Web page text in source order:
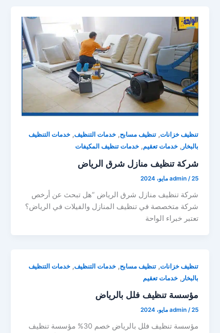
تنظيف خزانات,تنظيف مسابح,خدمات التنظيف,خدمات التنظيف
بالبخار ,خدمات تعقيم,خدمات تنظيف المكيفات
شركة تنظيف منازل شرق الرياض
admin /25 مايو، 2024
شركة تنظيف منازل شرق الرياض “هل تبحث عن أرخص
شركة متخصصة في تنظيف المنازل والفيلات في الرياض؟
تعتبر خبراء الواحة
تنظيف خزانات,تنظيف مسابح,خدمات التنظيف,خدمات التنظيف
بالبخار ,خدمات تعقيم
مؤسسة تنظيف فلل بالرياض
admin /25 مايو، 2024
مؤسسة تنظيف فلل بالرياض خصم 30% مؤسسة تنظيف